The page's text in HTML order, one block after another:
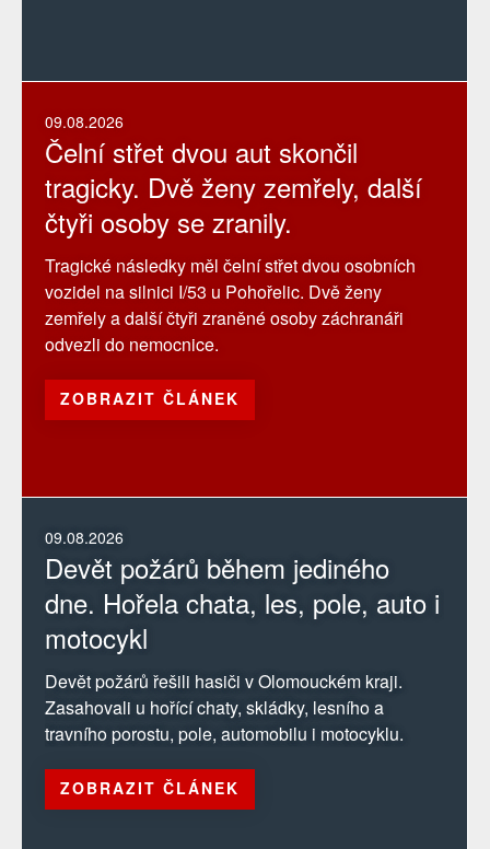
09.08.2026
Devět požárů během jediného
dne. Hořela chata, les, pole, auto i
motocykl
Devět požárů řešili hasiči v Olomouckém kraji.
Zasahovali u hořící chaty, skládky, lesního a
travního porostu, pole, automobilu i motocyklu.
ZOBRAZIT ČLÁNEK
09.08.2026
Čelní střet dvou aut skončil
tragicky. Dvě ženy zemřely, další
čtyři osoby se zranily.
Tragické následky měl čelní střet dvou osobních
vozidel na silnici I/53 u Pohořelic. Dvě ženy
zemřely a další čtyři zraněné osoby záchranáři
odvezli do nemocnice.
ZOBRAZIT ČLÁNEK